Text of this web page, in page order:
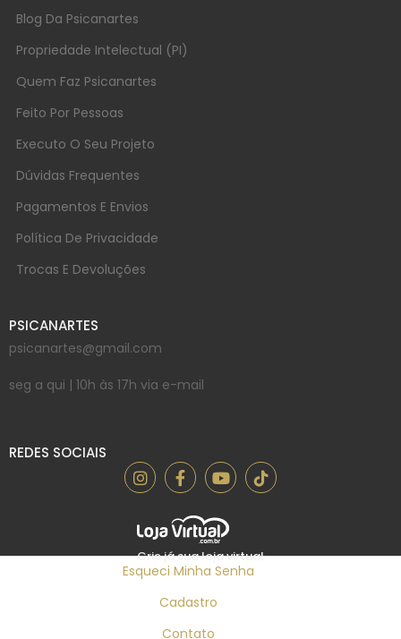
Blog Da Psicanartes
Propriedade Intelectual (PI)
Quem Faz Psicanartes
Feito Por Pessoas
Executo O Seu Projeto
Dúvidas Frequentes
Pagamentos E Envios
Política De Privacidade
Trocas E Devoluções
PSICANARTES
psicanartes@gmail.com
seg a qui | 10h às 17h via e-mail
REDES SOCIAIS
Crie já sua loja virtual
Esqueci Minha Senha
Cadastro
Contato